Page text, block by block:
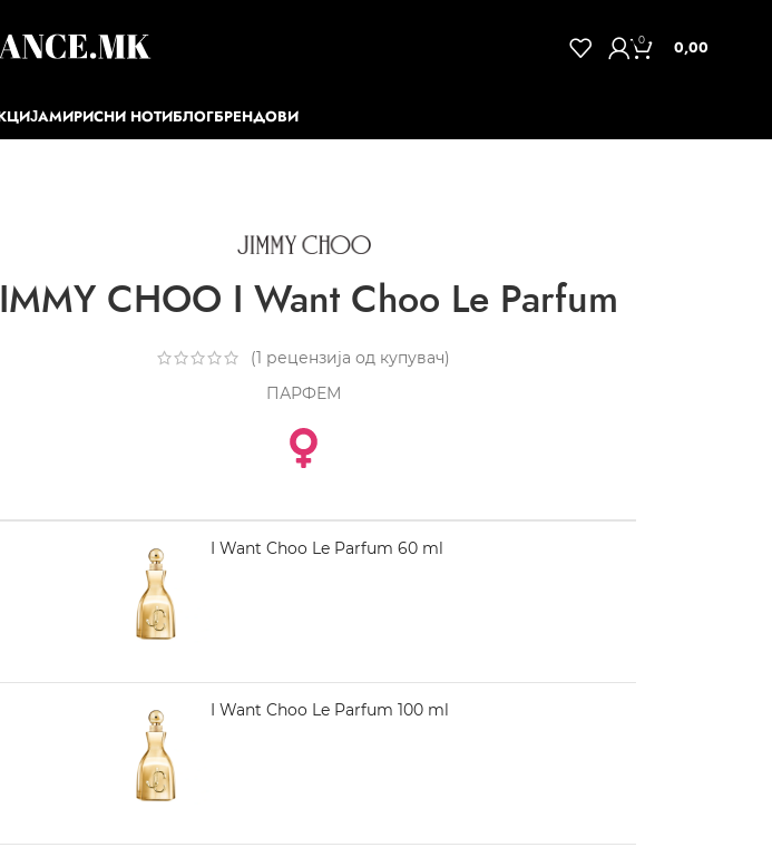
0 0,00
МИРИСНИ НОТИБЛОГБРЕНДОВИ
CHOO I Want Choo Le Parfum
(1 рецензија од купувач)
ПАРФЕМ
JIMMY CHOO I Want Choo Le Parfum 60 ml
4.580,00
JIMMY CHOO I Want Choo Le Parfum 100 ml
4.850,00